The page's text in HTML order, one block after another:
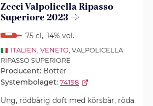
Zecci Valpolicella Ripasso
Superiore 2023
75 cl, 14% vol.
ITALIEN VENETO, VALPOLICELLA
RIPASSO SUPERIORE
Producent: Botter
Systembolaget: 74198
Ung, rödbärig doft med körsbär, röda